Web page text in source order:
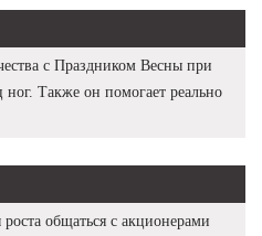
с Праздником Весны при
Также он помогает реально
общаться с акционерами